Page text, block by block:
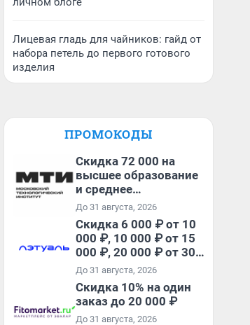
Лицевая гладь для чайников: гайд от
набора петель до первого готового
изделия
ПРОМОКОДЫ
Скидка 72 000 на
высшее образование
и среднее
специальное
образование в
первый год обучения
До 31 августа, 2026
Скидка 6 000 ₽ от 10
000 ₽, 10 000 ₽ от 15
000 ₽, 20 000 ₽ от 30
000 ₽ и 35 000 ₽ от 50
000 ₽ на первый и все
повторные заказы по
промокоду НАБЕРИ
До 31 августа, 2026
Скидка 10% на один
заказ до 20 000 ₽
До 31 августа, 2026